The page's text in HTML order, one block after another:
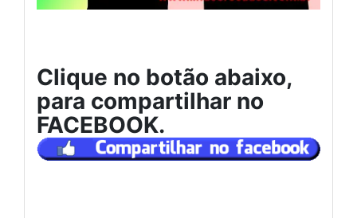
Clique no botão abaixo,
para compartilhar no
FACEBOOK.